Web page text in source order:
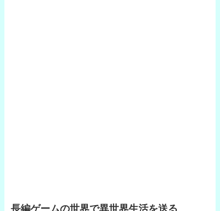
長編ゲームの世界で異世界生活を送る